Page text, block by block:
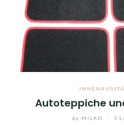
Autoteppiche
by MILAD